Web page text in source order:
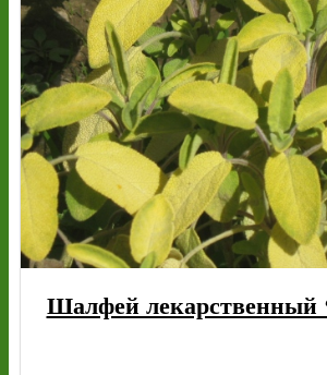
Шалфей лекарственный